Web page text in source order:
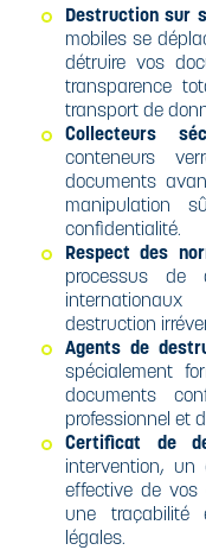
Destruction sur
mobiles se
détruire vos
transparence
transport de
Collecteurs
conteneurs
documents
manipulation
confidentialité.
Respect des
processus de
destruction
Agents de
spécialement
documents
professionnel et
Certificat de
intervention,
effective de vos
une traçabilité
légales.